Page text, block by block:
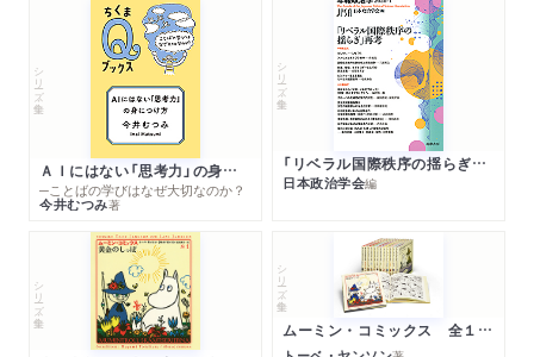
シリーズ・全集
ＡＩにはない「思考力」の身につけ方
─ことばの学びはなぜ大切なのか？
今井むつみ著
シリーズ・全集
「リベラル国際秩序の揺らぎ」再考 年報政治学２０２６‐Ⅰ
日本政治学会編
シリーズ・全集 シリーズ・全集
ムーミン・コミックス 全１４巻セット